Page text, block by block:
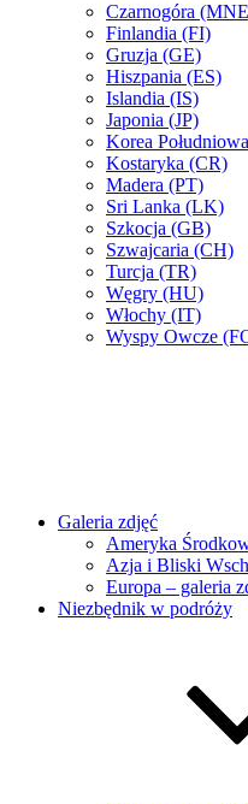
Czarnogóra
Finlandia (FI)
Gruzja (GE)
Hiszpania (ES)
Islandia (IS)
Japonia (JP)
Korea
Kostaryka (CR)
Madera (PT)
Sri Lanka (LK)
Szkocja (GB)
Szwajcaria (CH)
Turcja (TR)
Węgry (HU)
Włochy (IT)
Wyspy Owcze
Galeria zdjęć
Ameryka
Azja i Bliski
Europa – galeria
Niezbędnik w podróży